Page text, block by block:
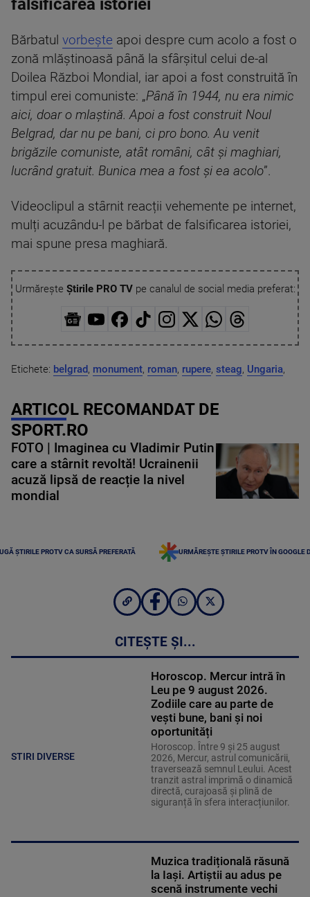
falsificarea istoriei
Bărbatul vorbește apoi despre cum acolo a fost o
zonă mlăștinoasă până la sfârșitul celui de-al
Doilea Război Mondial, iar apoi a fost construită în
timpul erei comuniste: „Până în 1944, nu era nimic
aici, doar o mlaștină. Apoi a fost construit Noul
Belgrad, dar nu pe bani, ci pro bono. Au venit
brigăzile comuniste, atât români, cât și maghiari,
lucrând gratuit. Bunica mea a fost și ea acolo”.
Videoclipul a stârnit reacții vehemente pe internet,
mulți acuzându-l pe bărbat de falsificarea istoriei,
mai spune presa maghiară.
Urmărește Știrile PRO TVpe canalul de social media preferat:
Etichete: belgrad, monument, roman, rupere, steag, Ungaria,
ARTICOL RECOMANDAT DE
SPORT.RO
FOTO | Imaginea cu Vladimir Putin
care a stârnit revoltă! Ucrainenii
acuză lipsă de reacție la nivel
mondial
ȘTIRILE PROTV CA SURSĂ PREFERATĂ URMĂREȘTE ȘTIRILE PROTV ÎN GOOGLE
CITEȘTE ȘI...
STIRI DIVERSE
Horoscop. Mercur intră în
Leu pe 9 august 2026.
Zodiile care au parte de
vești bune, bani și noi
oportunități
Horoscop. Între 9 și 25 august
2026, Mercur, astrul comunicării,
traversează semnul Leului. Acest
tranzit astral imprimă o dinamică
directă, curajoasă și plină de
siguranță în sfera interacțiunilor.
Muzica tradițională răsună
la Iași. Artiștii au adus pe
scenă instrumente vechi